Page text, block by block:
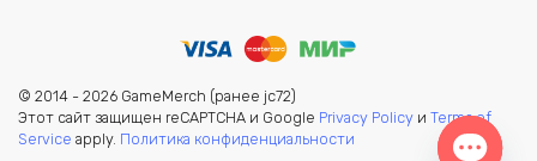
© 2014 - 2026 GameMerch (ранее jc72)
Этот сайт защищен reCAPTCHA и Google Privacy Policy и Terms of
Service apply. Политика конфиденциальности